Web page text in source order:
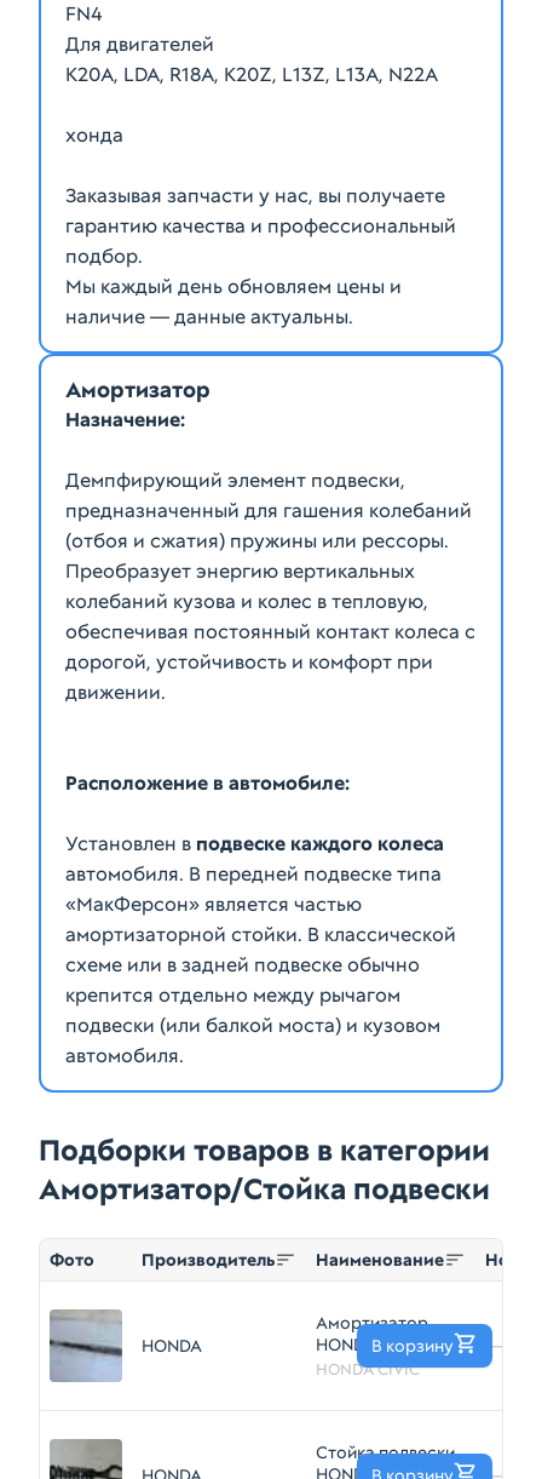
FN4
Для двигателей
K20A, LDA, R18A, K20Z, L13Z, L13A, N22A
хонда
Заказывая запчасти у нас, вы получаете
гарантию качества и профессиональный
подбор.
Мы каждый день обновляем цены и
наличие — данные актуальны.
Амортизатор
Назначение:
Демпфирующий элемент подвески,
предназначенный для гашения колебаний
(отбоя и сжатия) пружины или рессоры.
Преобразует энергию вертикальных
колебаний кузова и колес в тепловую,
обеспечивая постоянный контакт колеса с
дорогой, устойчивость и комфорт при
Расположение в автомобиле:
Установлен в подвеске каждого колеса
автомобиля. В передней подвеске типа
«МакФерсон» является частью
амортизаторной стойки. В классической
схеме или в задней подвеске обычно
крепится отдельно между рычагом
подвески (или балкой моста) и кузовом
Подборки товаров в категории
Амортизатор/Стойка подвески
Фото Производитель Наименование Номер
HONDA
Амортизатор
HONDA CIVIK FK1
Зад
46091597
HONDA CIVIC
—
В корзину
Стойка подвески
HONDA CIVIC EK2